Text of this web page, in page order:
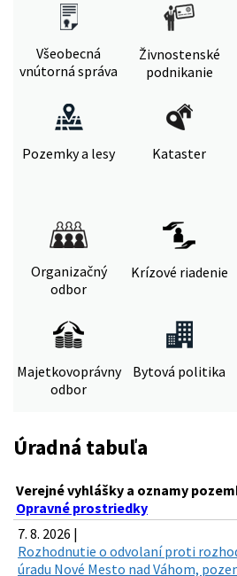
Všeobecná
vnútorná správa
Živnostenské
podnikanie
Pozemky a lesy Kataster
Organizačný
odbor
Krízové riadenie
Majetkovoprávny
odbor
Bytová politika
Úradná tabuľa
Verejné vyhlášky a oznamy
Opravné prostriedky
7. 8. 2026 |
Rozhodnutie o odvolaní proti
úradu Nové Mesto nad Váhom,